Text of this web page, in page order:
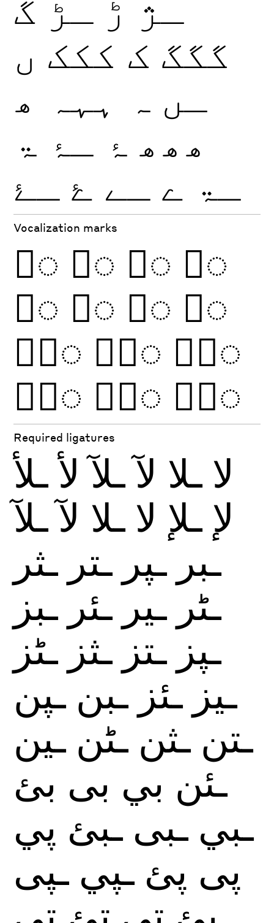
گگگ ک ککک ں
ـں ہ ہہہ
ھ
ھھھ ۂ ـۂ ۃ
ـۃ ے ـے ۓ ـۓ
Vocalization marks
◌َ ◌ً ◌ِ ◌ٍ
◌ُ ◌ٌ ◌ْ ◌ّ
◌َّ ◌ًّ ◌َّ
◌ًّ ◌ُّ ◌ٌّ
Required ligatures
لا ـلا لآ ـلآ لأ ـلأ
لإ ـلإ لا ـلا لآ ـلآ
ـبر ـپر ـتر ـثر
ـٹر ـير ـئر ـبز
ـپز ـتز ـثز ـٹز
ـيز ـئز ـبن ـپن
ـتن ـثن ـٹن ـين
ـئن بي بى بئ
ـبي ـبى ـبئ پي
پى پئ ـپي ـپى